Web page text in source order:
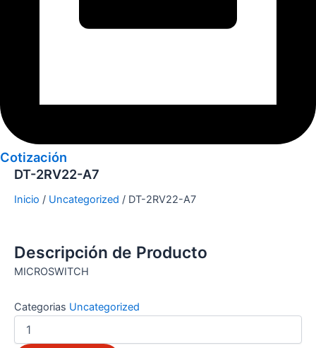
Cotización
DT-2RV22-A7
Inicio / Uncategorized / DT-2RV22-A7
Descripción de Producto
MICROSWITCH
Categorias Uncategorized